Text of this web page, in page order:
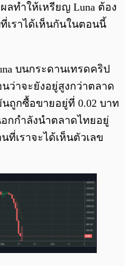
ลทำให้เหรียญ Luna ต้อง
เราได้เห็นกันในตอนนี้
บนกระดานเทรดคริป
ว่าจะยังอยู่สูงกว่าตลาด
ถูกซื้อขายอยู่ที่ 0.02 บาท
กกำลังนำตลาดไทยอยู่
ที่เราจะได้เห็นตัวเลข